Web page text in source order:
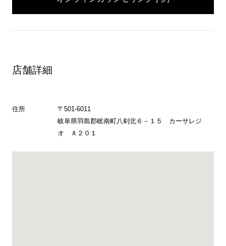
店舗詳細
住所
〒501-6011
岐阜県羽島郡岐南町八剣北６－１５ カーサレジ
オ Ａ２０１